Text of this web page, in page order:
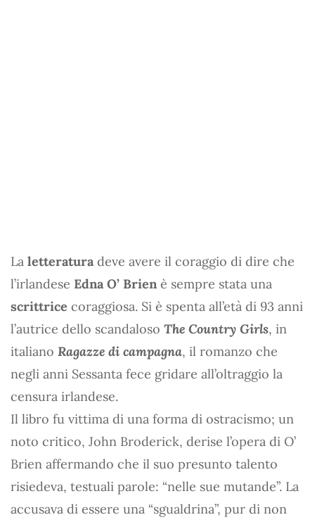
La letteratura deve avere il coraggio di dire che
l’irlandese Edna O’ Brien è sempre stata una
scrittrice coraggiosa. Si è spenta all’età di 93 anni
l’autrice dello scandaloso The Country Girls, in
italiano Ragazze di campagna, il romanzo che
negli anni Sessanta fece gridare all’oltraggio la
censura irlandese.
Il libro fu vittima di una forma di ostracismo; un
noto critico, John Broderick, derise l’opera di O’
Brien affermando che il suo presunto talento
risiedeva, testuali parole: “nelle sue mutande”. La
accusava di essere una “sgualdrina”, pur di non